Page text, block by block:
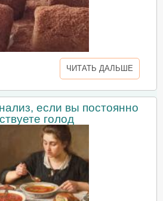
ЧИТАТЬ ДАЛЬШЕ
если вы постоянно
голод